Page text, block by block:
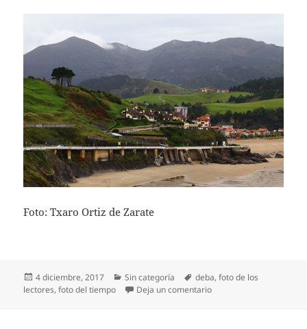
Foto: Txaro Ortiz de Zarate
Publicado
el
4 diciembre, 2017 Categorías
Sin categoría Etiquetas
deba,foto de los
lectores,foto del tiempo Deja un comentarioen Cielo cubierto en